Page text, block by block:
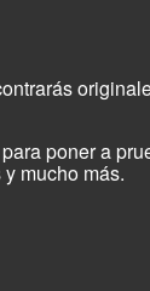
poner a
mucho más.